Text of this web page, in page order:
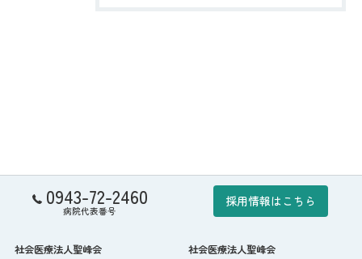
0943-72-2460
病院代表番号
採用情報はこちら
社会医療法人聖峰会
社会医療法人聖峰会